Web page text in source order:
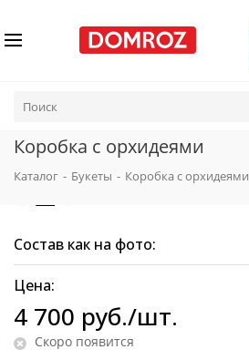
Коробка с орхидеями
Каталог - Букеты - Коробка с орхидеями
Состав как на фото:
Цена:
4 700 руб./шт.
Скоро появится